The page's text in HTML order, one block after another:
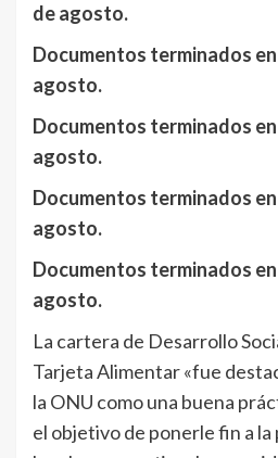
de agosto.
Documentos terminados en
agosto.
Documentos terminados en
agosto.
Documentos terminados en
agosto.
Documentos terminados en
agosto.
La cartera de Desarrollo
Tarjeta Alimentar «fue
la ONU como una buena
el objetivo de ponerle fin a